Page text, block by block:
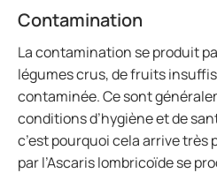
Contamination
La contamination se produit
légumes crus, de fruits
contaminée. Ce sont
conditions d’hygiène et de
c’est pourquoi cela arrive très
par l’Ascaris lombricoïde se